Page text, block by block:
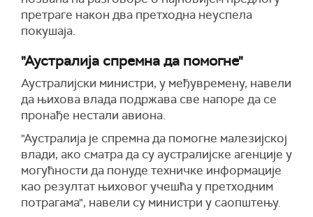
претраге након два претходна неуспела
покушаја.
"Аустралија спремна да помогне"
Аустралијски министри, у међувремену, навели
да њихова влада подржава све напоре да се
пронађе нестали авиона.
"Аустралија је спремна да помогне малезијској
влади, ако сматра да су аустралијске агенције у
могућности да понуде техничке информације
као резултат њиховог учешћа у претходним
потрагама", навели су министри у саопштењу.